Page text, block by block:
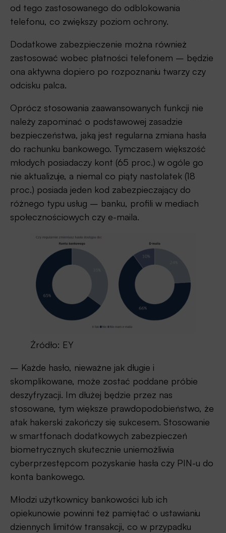
od tego zastosowanego do odblokowania
telefonu, co zwiększy poziom ochrony.
Dodatkowe zabezpieczenie można również
zastosować wobec płatności telefonem – będzie
ona aktywna dopiero po rozpoznaniu twarzy czy
odcisku palca.
Oprócz stosowania zaawansowanych funkcji nie
należy zapominać o podstawowej zasadzie
bezpieczeństwa, jaką jest regularna zmiana hasła
do rachunku bankowego. Tymczasem większość
młodych posiadaczy kont (65 proc.) w ogóle go
nie aktualizuje, a niemal co piąty nastolatek (18
proc.) posiada jeden kod zabezpieczający do
różnego typu usług – banku, profili w mediach
społecznościowych czy e-maila.
Źródło: EY
– Każde hasło, nieważne jak długie i
skomplikowane, może zostać poddane próbie
deszyfryzacji. Im dłużej będzie przez nas
stosowane, tym większe prawdopodobieństwo, że
atak hakerski zakończy się sukcesem. Stosowanie
w smartfonach dodatkowych zabezpieczeń
biometrycznych skutecznie uniemożliwia
cyberprzestępcom pozyskanie hasła czy PIN-u do
konta bankowego.
Młodzi użytkownicy bankowości lub ich
opiekunowie powinni też pamiętać o ustawianiu
dziennych limitów transakcji, co w przypadku